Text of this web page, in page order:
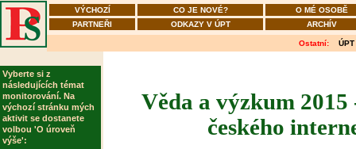
VÝCHOZÍ CO JE NOVÉ?
O MÉ OSOBĚ
PARTNEŘI
ODKAZY V ÚPT ARCHÍV
Ostatní: ÚPT
Vyberte si z
následujících témat
monitorování. Na
výchozí stránku mých
aktivit se dostanete
volbou 'O úroveň
výše':
Věda a výzkum
českého